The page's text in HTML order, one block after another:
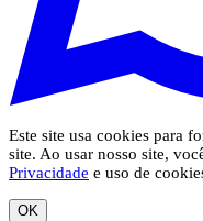
Este site usa cookies para
site. Ao usar nosso site,
Privacidade e uso de
OK